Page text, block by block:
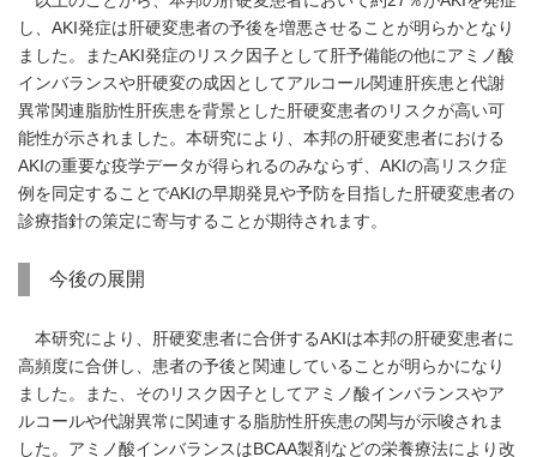
し、AKI発症は肝硬変患者の予後を増悪させることが明らかとなり
ました。またAKI発症のリスク因子として肝予備能の他にアミノ酸
インバランスや肝硬変の成因としてアルコール関連肝疾患と代謝
異常関連脂肪性肝疾患を背景とした肝硬変患者のリスクが高い可
能性が示されました。本研究により、本邦の肝硬変患者における
AKIの重要な疫学データが得られるのみならず、AKIの高リスク症
例を同定することでAKIの早期発見や予防を目指した肝硬変患者の
診療指針の策定に寄与することが期待されます。
今後の展開
本研究により、肝硬変患者に合併するAKIは本邦の肝硬変患者に
高頻度に合併し、患者の予後と関連していることが明らかになり
ました。また、そのリスク因子としてアミノ酸インバランスやア
ルコールや代謝異常に関連する脂肪性肝疾患の関与が示唆されま
した。アミノ酸インバランスはBCAA製剤などの栄養療法により改